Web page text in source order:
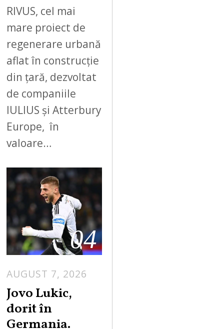
RIVUS, cel mai
mare proiect de
regenerare urbană
aflat în construcție
din țară, dezvoltat
de companiile
IULIUS și Atterbury
Europe, în
valoare…
04
AUGUST 7, 2026
Jovo Lukic,
dorit în
Germania.